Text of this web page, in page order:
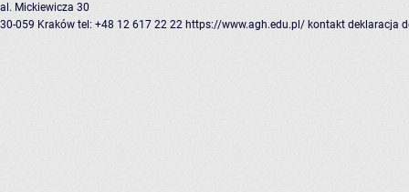
al. Mickiewicza 30
30-059 Kraków tel: +48 12 617 22 22 https://www.agh.edu.pl/ kontakt deklaracja